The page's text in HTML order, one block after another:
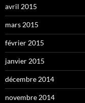
avril 2015
mars 2015
février 2015
janvier 2015
décembre 2014
novembre 2014